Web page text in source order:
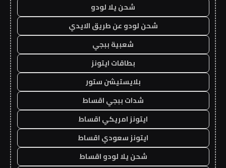
شحن يلا لودو
شحن لودو عن طريق الايدي
شعبية ببجي
بطاقات ايتونز
بلايستيشن ستور
شدات ببجي اقساط
ايتونز امريكي اقساط
ايتونز سعودي اقساط
شحن يلا لودو اقساط